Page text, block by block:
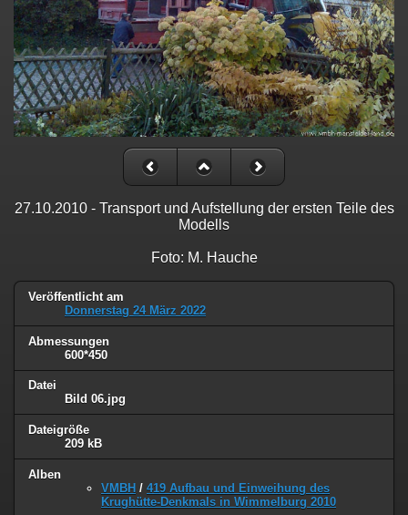
27.10.2010 - Transport und Aufstellung der ersten Teile des
Modells
Foto: M. Hauche
Veröffentlicht am
Donnerstag 24 März 2022
Abmessungen
600*450
Datei
Bild 06.jpg
Dateigröße
209 kB
Alben
VMBH / 419 Aufbau und Einweihung des
Krughütte-Denkmals in Wimmelburg 2010